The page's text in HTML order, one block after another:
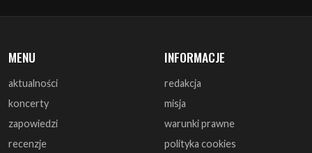
MENU
aktualności
koncerty
zapowiedzi
recenzje
INFORMACJE
redakcja
misja
warunki prawne
polityka cookies